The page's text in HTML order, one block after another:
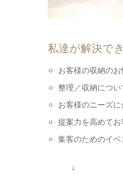
私達が解決で
お客様の収納の
整理／収納につ
お客様のニーズ
提案⼒を⾼めて
集客のためのイ
↓